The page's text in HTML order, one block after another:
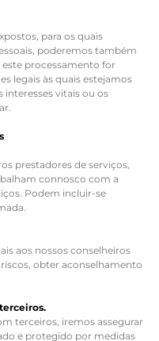
para os quais
poderemos também
este processamento for
legais às quais estejamos
interesses vitais ou os
prestadores de serviços,
connosco com a
Podem incluir-se
aos nossos conselheiros
obter aconselhamento
terceiros, iremos assegurar
e protegido por medidas